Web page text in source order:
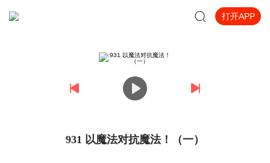
打开APP
931 以魔法对抗魔法！（一）